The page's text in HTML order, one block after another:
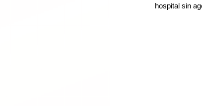
hospital sin